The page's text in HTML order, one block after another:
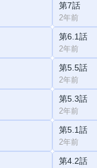
第7話
2年前
第6.1話
2年前
第5.5話
2年前
第5.3話
2年前
第5.1話
2年前
第4.2話